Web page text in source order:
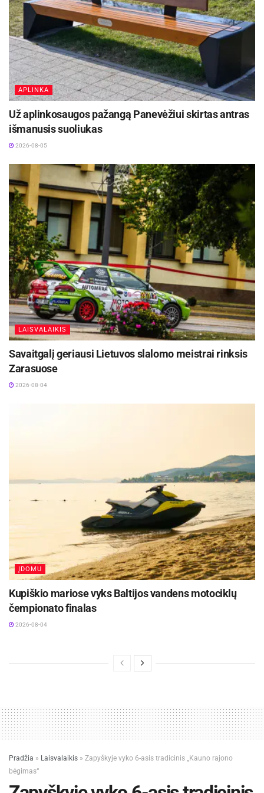
Mantas Rubštavičius buvo neregistruotas
„Žalgiryje“, ant parketo nepasirodė Ignas
Brazdeikis, o Jamelas Morrisas, Nojus Kulieša,
Tomas Zdanavičius ir Danielius Lavrinovičius
nepadėjo panevėžiečiams.
„Žalgiris“: Mosesas Wrightas 25 (5 atk. kam., 32
n.b.), Ąžuolas Tubelis 20 (10 atk. kam., 31 n.b.),
„Lietkabelis“: Kristianas Kullamae 22 (5 atk.
kam., 4/7 trit., 25 n.b.), Paulius Danusevičius 15,
Nikola Radičevičius 13 (3/4 trit., 6 rez. perd.),
Lazaras Mutičius 11, Justas Furmanavičius 10.
Šaltinis: LKL
Žymos: Krepšinis LKL Panevėžio „Lietkabelis“
APLINKA
Už aplinkosaugos pažangą Panevėžiui skirtas antras
išmanusis suoliukas
2026-08-05
LAISVALAIKIS
Savaitgalį geriausi Lietuvos slalomo meistrai rinksis
Zarasuose
2026-08-04
ĮDOMU
Kupiškio mariose vyks Baltijos vandens motociklų
čempionato finalas
2026-08-04
Pradžia » Laisvalaikis » Zapyškyje vyko 6-asis tradicinis „Kauno rajono
bėgimas“